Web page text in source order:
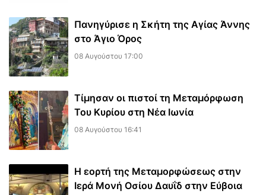
Πανηγύρισε η Σκήτη της Αγίας Άννης
στο Άγιο Όρος
08 Αυγούστου 17:00
Τίμησαν οι πιστοί τη Μεταμόρφωση
Του Κυρίου στη Νέα Ιωνία
08 Αυγούστου 16:41
Η εορτή της Μεταμορφώσεως στην
Ιερά Μονή Οσίου Δαυΐδ στην Εύβοια